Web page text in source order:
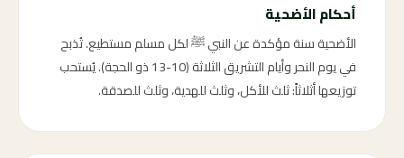
أحكام الأضحية
الأضحية سنة مؤكدة عن النبي ﷺ لكل مسلم مستطيع. تُذبح
في يوم النحر وأيام التشريق الثلاثة (10-13 ذو الحجة). يُستحب
توزيعها أثلاثاً: ثلث للأكل، وثلث للهدية، وثلث للصدقة.